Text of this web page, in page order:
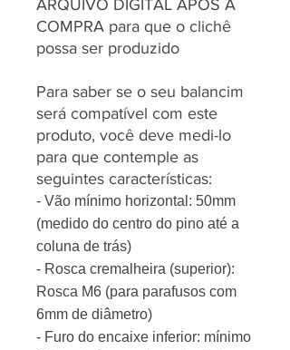
ARQUIVO DIGITAL APÓS A
COMPRA para que o clichê
possa ser produzido
Para saber se o seu balancim
será compatível com este
produto, você deve medi-lo
para que contemple as
seguintes características:
- Vão mínimo horizontal: 50mm
(medido do centro do pino até a
coluna de trás)
- Rosca cremalheira (superior):
Rosca M6 (para parafusos com
6mm de diâmetro)
- Furo do encaixe inferior: mínimo